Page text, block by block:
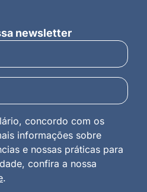
newsletter
concordo com os
informações sobre
e nossas práticas para
confira a nossa
.